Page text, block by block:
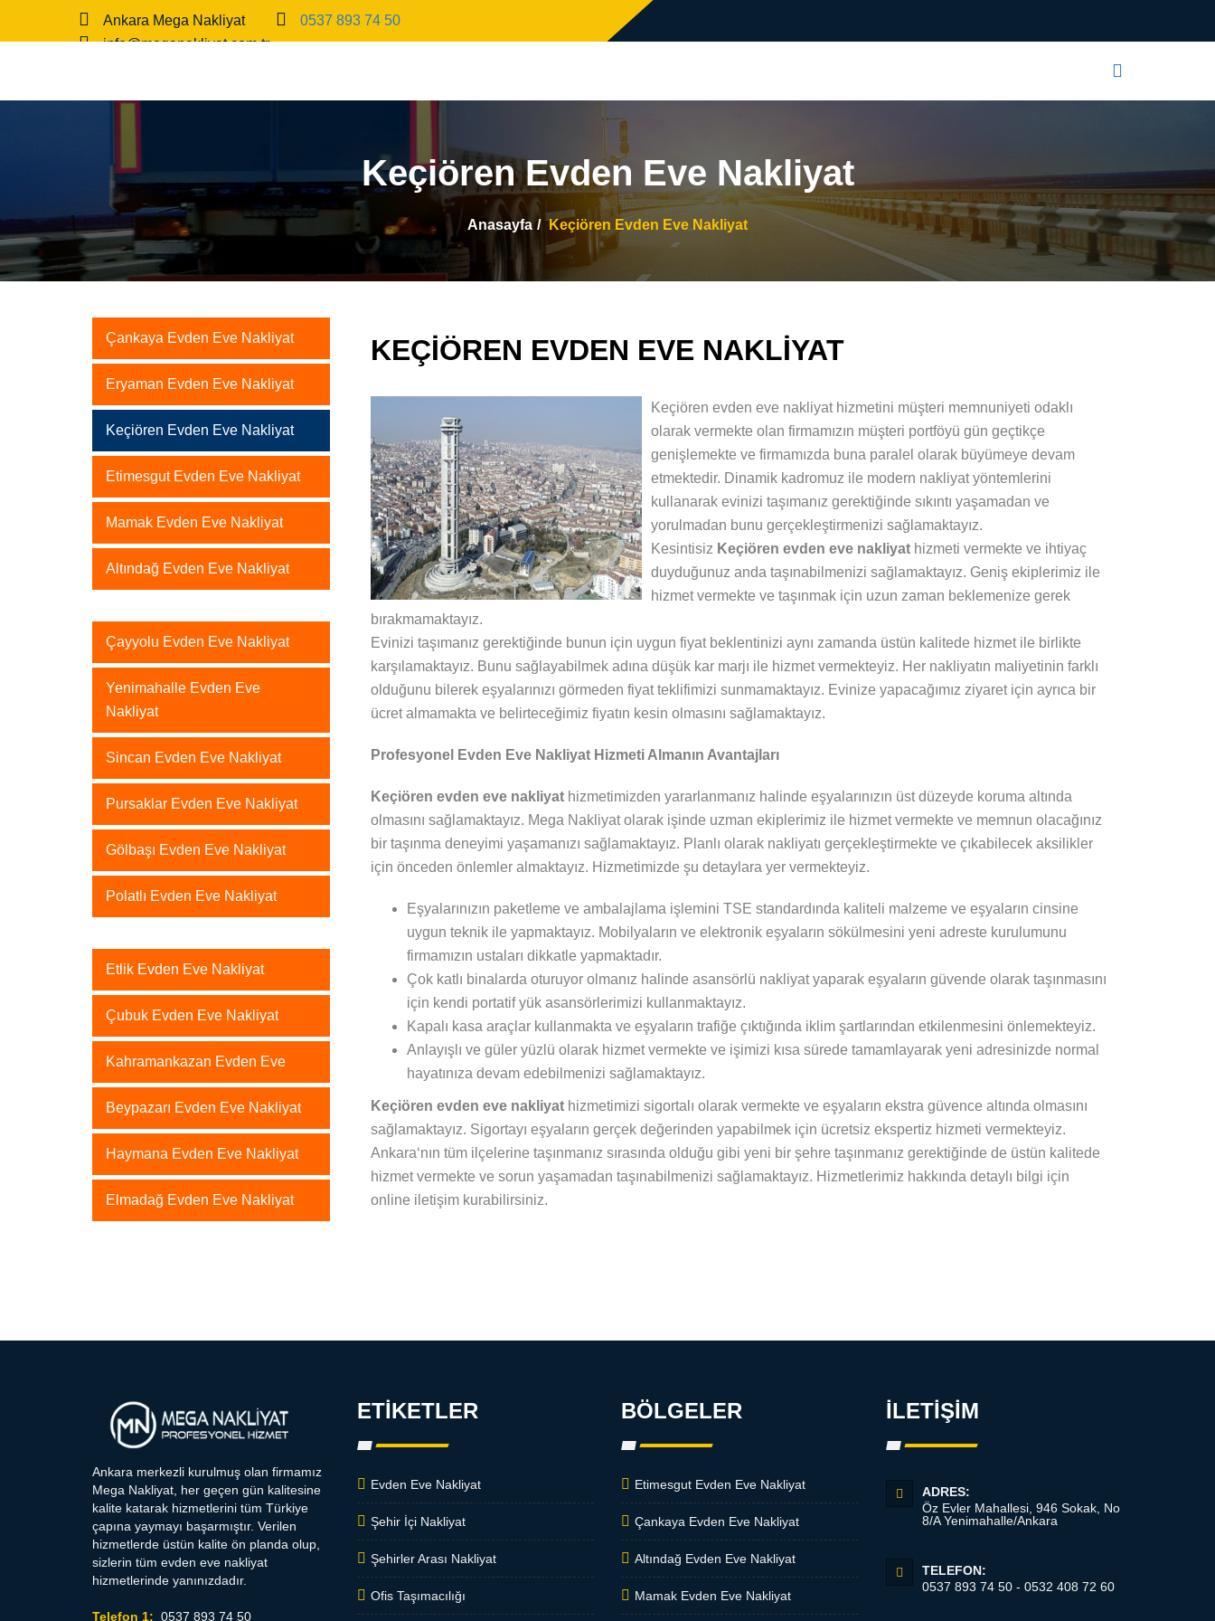
Ankara Mega Nakliyat
0537 893 74 50
info@meganakliyat.com.tr
Keçiören Evden Eve Nakliyat
Anasayfa Keçiören Evden Eve Nakliyat
Çankaya Evden Eve Nakliyat
Eryaman Evden Eve Nakliyat
Keçiören Evden Eve Nakliyat
Etimesgut Evden Eve Nakliyat
Mamak Evden Eve Nakliyat
Altındağ Evden Eve Nakliyat
Çayyolu Evden Eve Nakliyat
Yenimahalle Evden Eve
Nakliyat
Sincan Evden Eve Nakliyat
Pursaklar Evden Eve Nakliyat
Gölbaşı Evden Eve Nakliyat
Polatlı Evden Eve Nakliyat
Etlik Evden Eve Nakliyat
Çubuk Evden Eve Nakliyat
Kahramankazan Evden Eve
Beypazarı Evden Eve Nakliyat
Haymana Evden Eve Nakliyat
Elmadağ Evden Eve Nakliyat
KEÇIÖREN EVDEN EVE NAKLIYAT
Keçiören evden eve nakliyat hizmetini müşteri memnuniyeti odaklı
olarak vermekte olan firmamızın müşteri portföyü gün geçtikçe
genişlemekte ve firmamızda buna paralel olarak büyümeye devam
etmektedir. Dinamik kadromuz ile modern nakliyat yöntemlerini
kullanarak evinizi taşımanız gerektiğinde sıkıntı yaşamadan ve
yorulmadan bunu gerçekleştirmenizi sağlamaktayız.
Kesintisiz Keçiören evden eve nakliyathizmeti vermekte ve ihtiyaç
duyduğunuz anda taşınabilmenizi sağlamaktayız. Geniş ekiplerimiz ile
hizmet vermekte ve taşınmak için uzun zaman beklemenize gerek
bırakmamaktayız.
Evinizi taşımanız gerektiğinde bunun için uygun fiyat beklentinizi aynı zamanda üstün kalitede hizmet ile birlikte
karşılamaktayız. Bunu sağlayabilmek adına düşük kar marjı ile hizmet vermekteyiz. Her nakliyatın maliyetinin farklı
olduğunu bilerek eşyalarınızı görmeden fiyat teklifimizi sunmamaktayız. Evinize yapacağımız ziyaret için ayrıca bir
ücret almamakta ve belirteceğimiz fiyatın kesin olmasını sağlamaktayız.
Profesyonel Evden Eve Nakliyat Hizmeti Almanın Avantajları
Keçiören evden eve nakliyathizmetimizden yararlanmanız halinde eşyalarınızın üst düzeyde koruma altında
olmasını sağlamaktayız. Mega Nakliyat olarak işinde uzman ekiplerimiz ile hizmet vermekte ve memnun olacağınız
bir taşınma deneyimi yaşamanızı sağlamaktayız. Planlı olarak nakliyatı gerçekleştirmekte ve çıkabilecek aksilikler
için önceden önlemler almaktayız. Hizmetimizde şu detaylara yer vermekteyiz.
Eşyalarınızın paketleme ve ambalajlama işlemini TSE standardında kaliteli malzeme ve eşyaların cinsine
uygun teknik ile yapmaktayız. Mobilyaların ve elektronik eşyaların sökülmesini yeni adreste kurulumunu
firmamızın ustaları dikkatle yapmaktadır.
Çok katlı binalarda oturuyor olmanız halinde asansörlü nakliyat yaparak eşyaların güvende olarak taşınmasını
için kendi portatif yük asansörlerimizi kullanmaktayız.
Kapalı kasa araçlar kullanmakta ve eşyaların trafiğe çıktığında iklim şartlarından etkilenmesini önlemekteyiz.
Anlayışlı ve güler yüzlü olarak hizmet vermekte ve işimizi kısa sürede tamamlayarak yeni adresinizde normal
hayatınıza devam edebilmenizi sağlamaktayız.
Keçiören evden eve nakliyathizmetimizi sigortalı olarak vermekte ve eşyaların ekstra güvence altında olmasını
sağlamaktayız. Sigortayı eşyaların gerçek değerinden yapabilmek için ücretsiz ekspertiz hizmeti vermekteyiz.
Ankara‘nın tüm ilçelerine taşınmanız sırasında olduğu gibi yeni bir şehre taşınmanız gerektiğinde de üstün kalitede
hizmet vermekte ve sorun yaşamadan taşınabilmenizi sağlamaktayız. Hizmetlerimiz hakkında detaylı bilgi için
online iletişim kurabilirsiniz.
Ankara merkezli kurulmuş olan firmamız
Mega Nakliyat, her geçen gün kalitesine
kalite katarak hizmetlerini tüm Türkiye
çapına yaymayı başarmıştır. Verilen
hizmetlerde üstün kalite ön planda olup,
sizlerin tüm evden eve nakliyat
hizmetlerinde yanınızdadır.
Telefon 1: 0537 893 74 50
ETIKETLER
Evden Eve Nakliyat
Şehir İçi Nakliyat
Şehirler Arası Nakliyat
Ofis Taşımacılığı
BÖLGELER
Etimesgut Evden Eve Nakliyat
Çankaya Evden Eve Nakliyat
Altındağ Evden Eve Nakliyat
Mamak Evden Eve Nakliyat
İLETİŞİM
ADRES:
Öz Evler Mahallesi, 946 Sokak, No
8/A Yenimahalle/Ankara
TELEFON:
0537 893 74 50 - 0532 408 72 60